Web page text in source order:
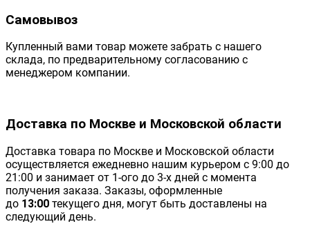
Самовывоз
Купленный вами товар можете забрать с нашего
склада, по предварительному согласованию с
менеджером компании.
Доставка по Москве и Московской области
Доставка товара по Москве и Московской области
осуществляется ежедневно нашим курьером с 9:00 до
21:00 и занимает от 1-ого до 3-х дней с момента
получения заказа. Заказы, оформленные
до 13:00 текущего дня, могут быть доставлены на
следующий день.